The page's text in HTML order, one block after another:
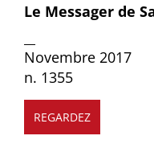
Le Messager de
Novembre 2017
n. 1355
REGARDEZ